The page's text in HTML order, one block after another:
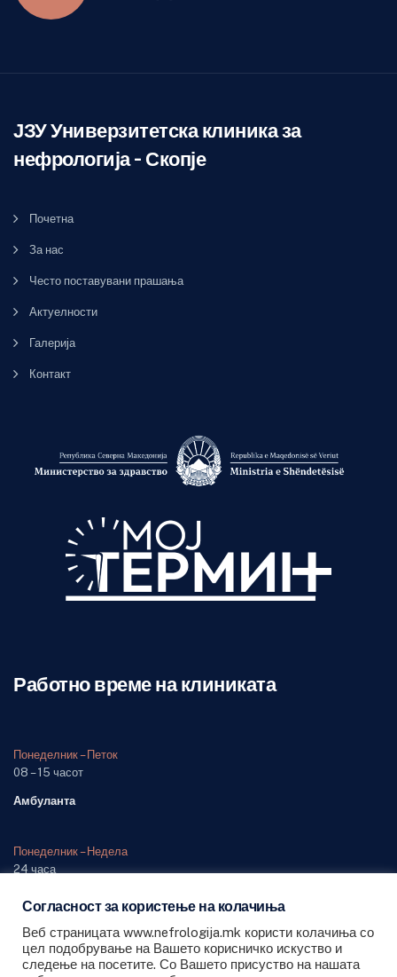
ЈЗУ Универзитетска клиника за
нефрологија – Скопје
Почетна
За нас
Често поставувани прашања
Актуелности
Галерија
Контакт
Работно време на клиниката
Понеделник – Петок
08 – 15 часот
Амбуланта
Понеделник – Недела
24 часа
Одделение (дежурна служба)
Согласност за користење на колачиња
Веб страницата www.nefrologija.mk користи колачиња со
цел подобрување на Вашето корисничко искуство и
следење на посетите. Со Вашето присуство на нашата